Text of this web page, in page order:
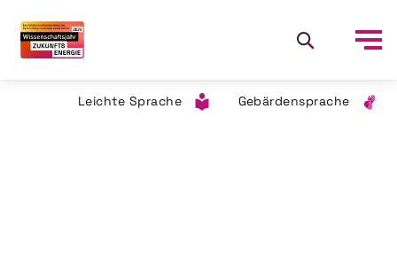
Leichte Sprache Gebärdensprache